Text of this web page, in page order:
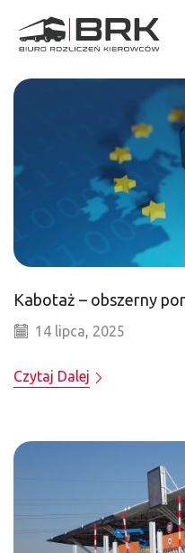
Kabotaż – obszerny
14 lipca, 2025
Czytaj Dalej